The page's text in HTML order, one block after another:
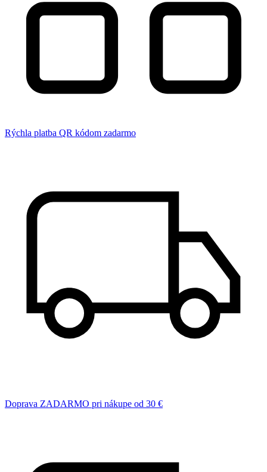
Rýchla platba QR kódom zadarmo
Doprava ZADARMO pri nákupe od 30 €